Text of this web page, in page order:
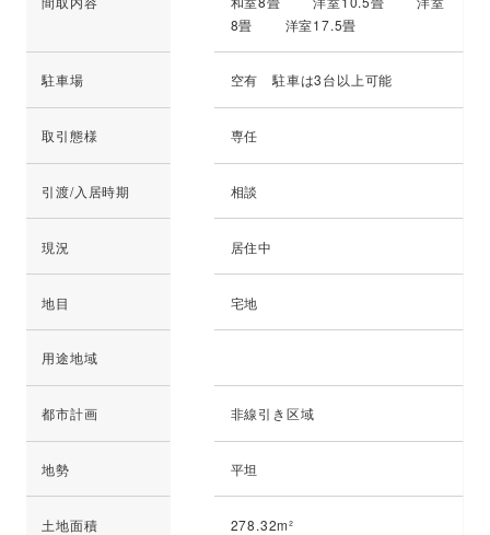
8畳 洋室17.5畳
駐車場 空有 駐車は3台以上可能
取引態様 専任
引渡/入居時期 相談
現況 居住中
地目 宅地
用途地域
都市計画 非線引き区域
地勢 平坦
土地面積 278.32m²